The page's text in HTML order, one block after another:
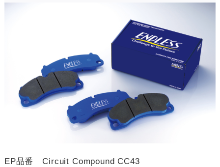
EP品番 Circuit Compound CC43